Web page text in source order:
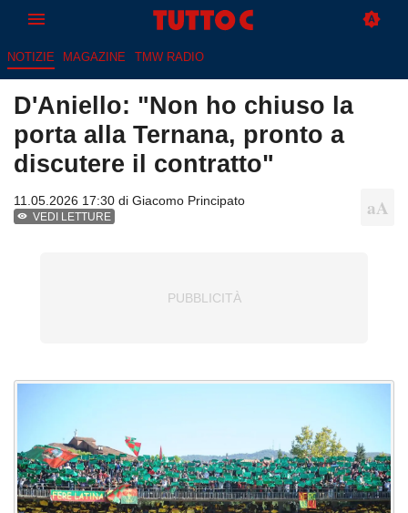
NOTIZIE MAGAZINE TMW RADIO
D'Aniello: "Non ho chiuso la
porta alla Ternana, pronto a
discutere il contratto"
11.05.2026 17:30 di Giacomo Principato
VEDI LETTURE